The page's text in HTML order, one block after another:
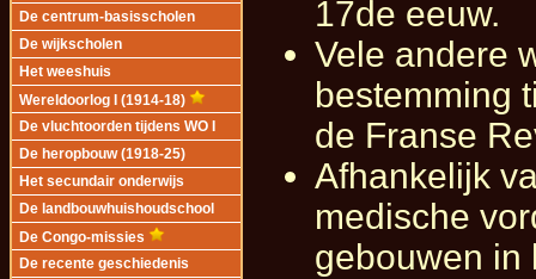
De centrum-basisscholen
De wijkscholen
Het weeshuis
Wereldoorlog I (1914-18)
De vluchtoorden tijdens WO I
De heropbouw (1918-25)
Het secundair onderwijs
De landbouwhuishoudschool
De Congo-missies
De recente geschiedenis
17de eeuw.
Vele andere
bestemming
de Franse
Afhankelijk
medische
gebouwen in